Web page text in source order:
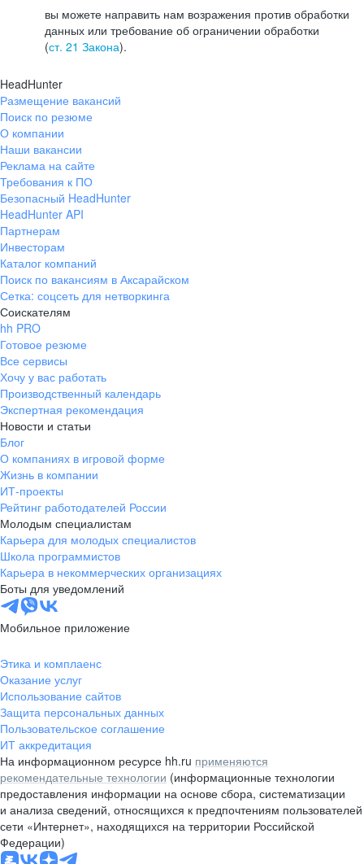
вы можете направить нам возражения против обработки
данных или требование об ограничении обработки
(ст. 21 Закона).
HeadHunter
Размещение вакансий
Поиск по резюме
О компании
Наши вакансии
Реклама на сайте
Требования к ПО
Безопасный HeadHunter
HeadHunter API
Партнерам
Инвесторам
Каталог компаний
Поиск по вакансиям в Аксарайском
Сетка: соцсеть для нетворкинга
Соискателям
hh PRO
Готовое резюме
Все сервисы
Хочу у вас работать
Производственный календарь
Экспертная рекомендация
Новости и статьи
Блог
О компаниях в игровой форме
Жизнь в компании
ИТ-проекты
Рейтинг работодателей России
Молодым специалистам
Карьера для молодых специалистов
Школа программистов
Карьера в некоммерческих организациях
Боты для уведомлений
Мобильное приложение
Этика и комплаенс
Оказание услуг
Использование сайтов
Защита персональных данных
Пользовательское соглашение
ИТ аккредитация
На информационном ресурсе hh.ru применяются
рекомендательные технологии (информационные технологии
предоставления информации на основе сбора, систематизации
и анализа сведений, относящихся к предпочтениям пользователей
сети «Интернет», находящихся на территории Российской
Федерации)